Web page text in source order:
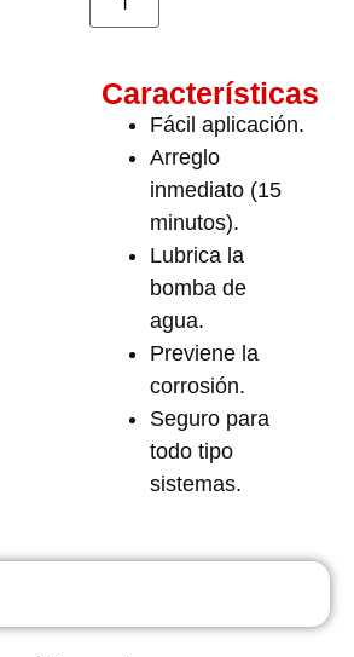
Características
Fácil aplicación.
Arreglo
inmediato (15
minutos).
Lubrica la
bomba de
agua.
Previene la
corrosión.
Seguro para
todo tipo
sistemas.